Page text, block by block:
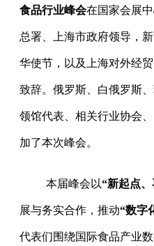
食品行业峰会在国家会展
总署、上海市政府领导，
华使节，以及上海对外经
致辞。俄罗斯、白俄罗斯
领馆代表、相关行业协会
加了本次峰会。
本届峰会以“新起点
展与务实合作，推动“数字
代表们围绕国际食品产业